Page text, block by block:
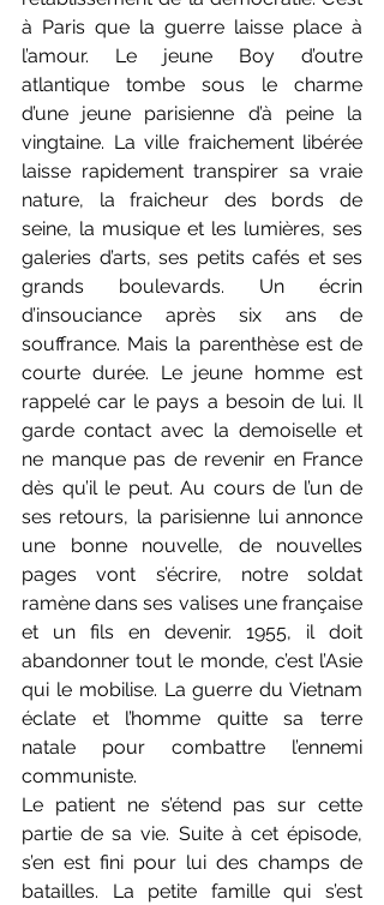
à Paris que la guerre laisse place à
l’amour. Le jeune Boy d’outre
atlantique tombe sous le charme
d’une jeune parisienne d’à peine la
vingtaine. La ville fraichement libérée
laisse rapidement transpirer sa vraie
nature, la fraicheur des bords de
seine, la musique et les lumières, ses
galeries d’arts, ses petits cafés et ses
grands boulevards. Un écrin
d’insouciance après six ans de
souffrance. Mais la parenthèse est de
courte durée. Le jeune homme est
rappelé car le pays a besoin de lui. Il
garde contact avec la demoiselle et
ne manque pas de revenir en France
dès qu’il le peut. Au cours de l’un de
ses retours, la parisienne lui annonce
une bonne nouvelle, de nouvelles
pages vont s’écrire, notre soldat
ramène dans ses valises une française
et un fils en devenir. 1955, il doit
abandonner tout le monde, c’est l’Asie
qui le mobilise. La guerre du Vietnam
éclate et l’homme quitte sa terre
natale pour combattre l’ennemi
communiste.
Le patient ne s’étend pas sur cette
partie de sa vie. Suite à cet épisode,
s’en est fini pour lui des champs de
batailles. La petite famille qui s’est